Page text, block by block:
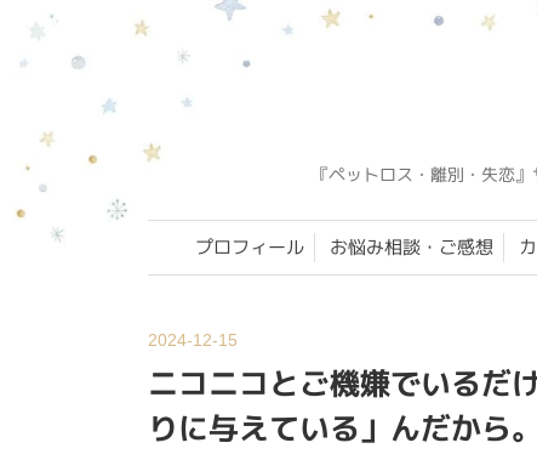
『ペットロス・離別・失恋
プロフィール お悩み相談・ご感想
2024-12-15
ニコニコとご機嫌でいるだ
りに与えている」んだから。